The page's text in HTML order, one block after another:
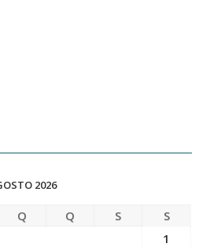
2026
Q Q S
S
1